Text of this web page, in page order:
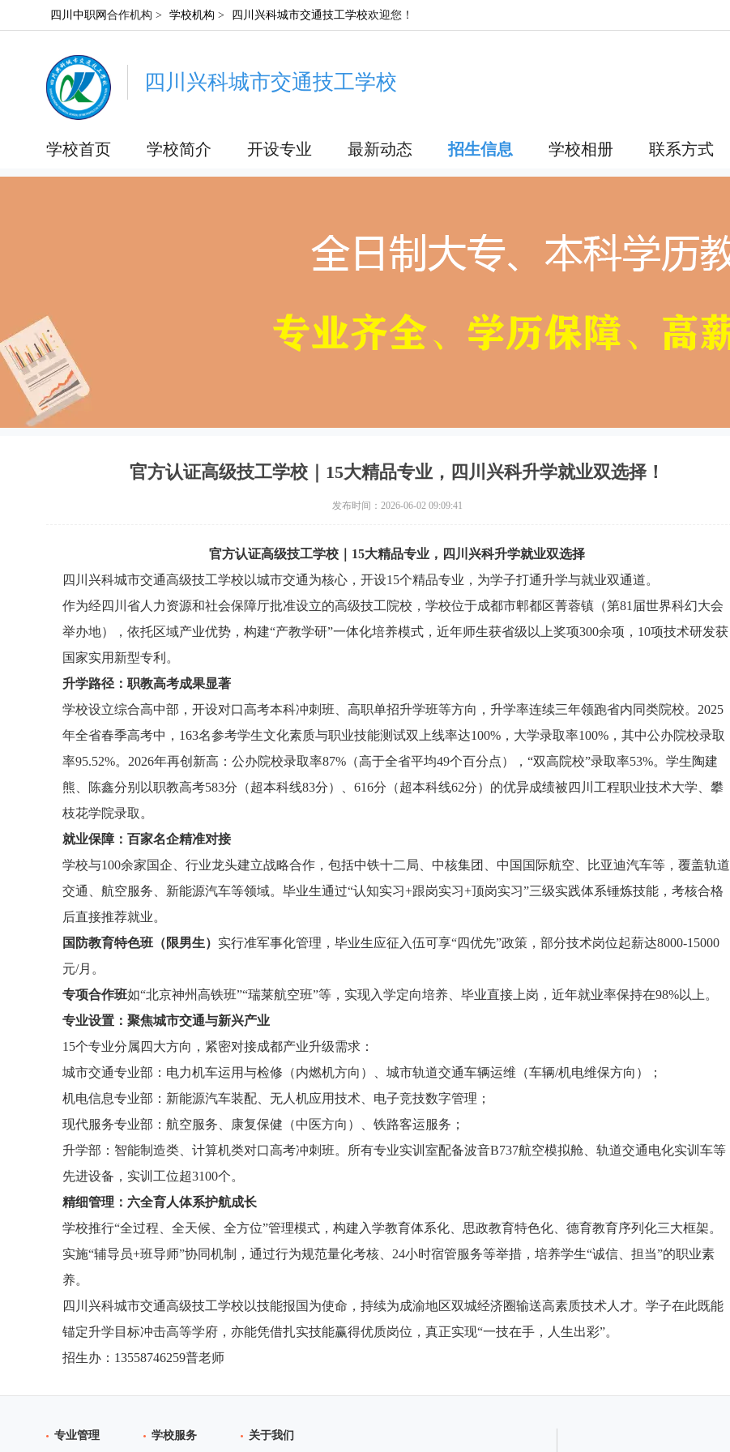
四川中职网 合作机构 > 学校机构 > 四川兴科城市交通技工学校欢迎您！
四川兴科城市交通技工学校
学校首页 学校简介 开设专业 最新动态 招生信息 学校相册 联系方式
官方认证高级技工学校｜15大精品专业，四川兴科升学就业双选择！
发布时间：2026-06-02 09:09:41
官方认证高级技工学校｜15大精品专业，四川兴科升学就业双选择
四川兴科城市交通高级技工学校以城市交通为核心，开设15个精品专业，为学子打通升学与就业双通道。
作为经四川省人力资源和社会保障厅批准设立的高级技工院校，学校位于成都市郫都区菁蓉镇（第81届世界科幻大会
举办地），依托区域产业优势，构建“产教学研”一体化培养模式，近年师生获省级以上奖项300余项，10项技术研发获
国家实用新型专利。
升学路径：职教高考成果显著
学校设立综合高中部，开设对口高考本科冲刺班、高职单招升学班等方向，升学率连续三年领跑省内同类院校。2025
年全省春季高考中，163名参考学生文化素质与职业技能测试双上线率达100%，大学录取率100%，其中公办院校录取
率95.52%。2026年再创新高：公办院校录取率87%（高于全省平均49个百分点），“双高院校”录取率53%。学生陶建
熊、陈鑫分别以职教高考583分（超本科线83分）、616分（超本科线62分）的优异成绩被四川工程职业技术大学、攀
枝花学院录取。
就业保障：百家名企精准对接
学校与100余家国企、行业龙头建立战略合作，包括中铁十二局、中核集团、中国国际航空、比亚迪汽车等，覆盖轨道
交通、航空服务、新能源汽车等领域。毕业生通过“认知实习+跟岗实习+顶岗实习”三级实践体系锤炼技能，考核合格
后直接推荐就业。
国防教育特色班（限男生） 实行准军事化管理，毕业生应征入伍可享“四优先”政策，部分技术岗位起薪达8000-15000
元/月。
专项合作班如“北京神州高铁班”“瑞莱航空班”等，实现入学定向培养、毕业直接上岗，近年就业率保持在98%以上。
专业设置： 聚焦城市交通与新兴产业
15个专业分属四大方向，紧密对接成都产业升级需求：
城市交通专业部：电力机车运用与检修（内燃机方向）、城市轨道交通车辆运维（车辆/机电维保方向）；
机电信息专业部：新能源汽车装配、无人机应用技术、电子竞技数字管理；
现代服务专业部：航空服务、康复保健（中医方向）、铁路客运服务；
升学部：智能制造类、计算机类对口高考冲刺班。所有专业实训室配备波音B737航空模拟舱、轨道交通电化实训车等
先进设备，实训工位超3100个。
精细管理：六全育人体系护航成长
学校推行“全过程、全天候、全方位”管理模式，构建入学教育体系化、思政教育特色化、德育教育序列化三大框架。
实施“辅导员+班导师”协同机制，通过行为规范量化考核、24小时宿管服务等举措，培养学生“诚信、担当”的职业素
养。
四川兴科城市交通高级技工学校以技能报国为使命，持续为成渝地区双城经济圈输送高素质技术人才。学子在此既能
锚定升学目标冲击高等学府，亦能凭借扎实技能赢得优质岗位，真正实现“一技在手，人生出彩”。
招生办：13558746259普老师
专业管理 学校服务 关于我们